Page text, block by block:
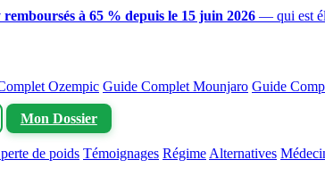
à 65 % depuis le 15 juin 2026 — qui est
Ozempic Guide Complet Mounjaro Guide
Mon Dossier
de poids Témoignages Régime Alternatives